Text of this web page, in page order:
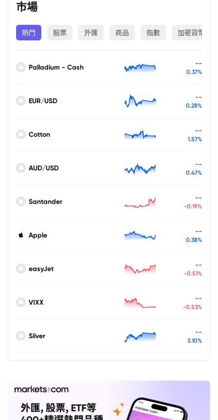
市場
熱門 股票 外匯 商品 指數 加密貨幣
Palladium - Cash --
0.37%
EUR/USD --
0.28%
Cotton --
1.57%
AUD/USD --
0.47%
Santander --
-0.19%
Apple --
0.38%
easyJet --
-0.51%
VIXX --
-0.53%
Silver --
3.10%